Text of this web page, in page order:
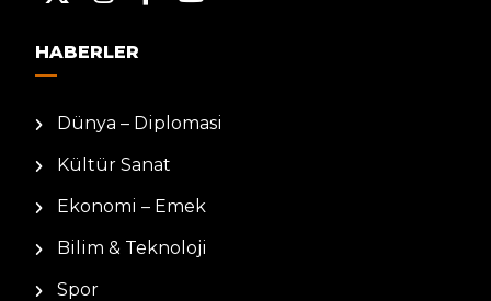
HABERLER
Dünya – Diplomasi
Kültür Sanat
Ekonomi – Emek
Bilim & Teknoloji
Spor